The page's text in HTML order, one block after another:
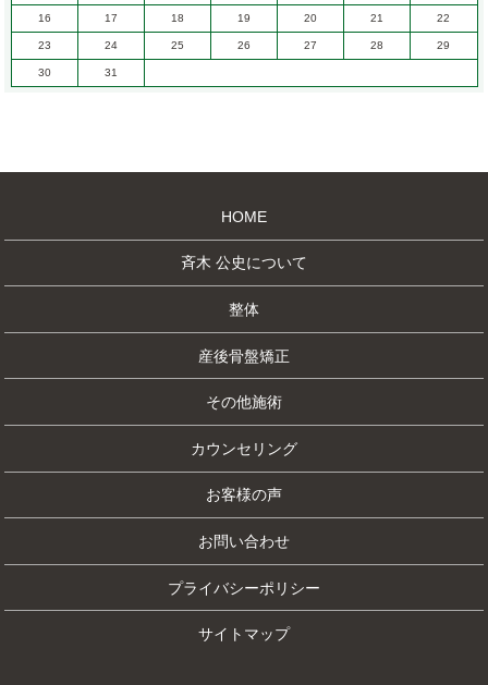
16 17 18 19 20 21 22
23 24 25 26 27 28 29
30 31
HOME
斉木 公史について
整体
産後骨盤矯正
その他施術
カウンセリング
お客様の声
お問い合わせ
プライバシーポリシー
サイトマップ